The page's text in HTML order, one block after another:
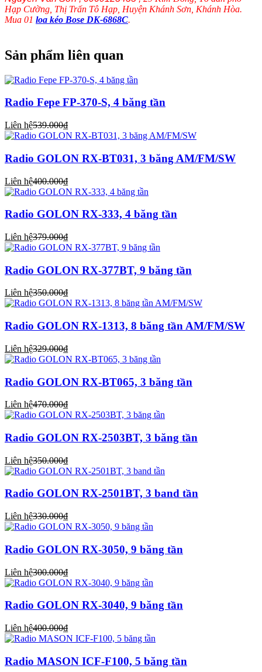
Hạp Cường, Thị Trấn Tô Hạp, Huyện Khánh Sơn, Khánh Hòa.
Mua 01 loa kéo Bose DK-6868C.
Sản phẩm liên quan
Radio Fepe FP-370-S, 4 băng tần
Liên hệ539.000₫
Radio GOLON RX-BT031, 3 băng AM/FM/SW
Liên hệ400.000₫
Radio GOLON RX-333, 4 băng tần
Liên hệ379.000₫
Radio GOLON RX-377BT, 9 băng tần
Liên hệ350.000₫
Radio GOLON RX-1313, 8 băng tần AM/FM/SW
Liên hệ329.000₫
Radio GOLON RX-BT065, 3 băng tần
Liên hệ470.000₫
Radio GOLON RX-2503BT, 3 băng tần
Liên hệ350.000₫
Radio GOLON RX-2501BT, 3 band tần
Liên hệ330.000₫
Radio GOLON RX-3050, 9 băng tần
Liên hệ300.000₫
Radio GOLON RX-3040, 9 băng tần
Liên hệ400.000₫
Radio MASON ICF-F100, 5 băng tần